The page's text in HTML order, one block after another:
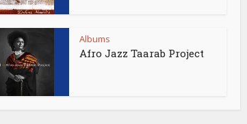
Albums
Afro Jazz Taarab Project